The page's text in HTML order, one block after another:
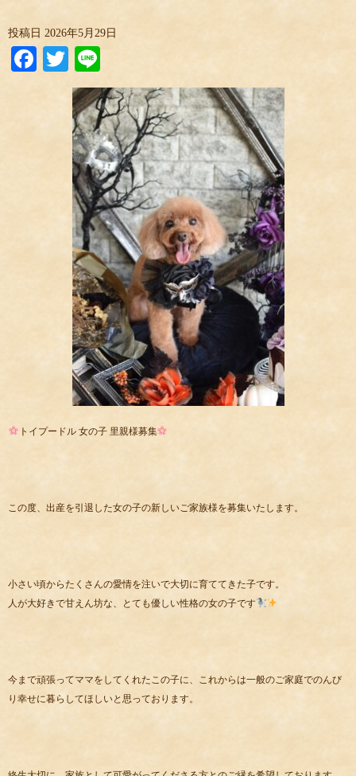
投稿日 2026年5月29日
Facebook
Twitter
トイプードル 女の子 里親様募集
この度、出産を引退した女の子の新しいご家族様を募集いたします。
小さい頃からたくさんの愛情を注いで大切に育ててきた子です。
人が大好きで甘えん坊な、とても優しい性格の女の子です
今まで頑張ってママをしてくれたこの子に、これからは一般のご家庭でのんび
り幸せに暮らしてほしいと思っております。